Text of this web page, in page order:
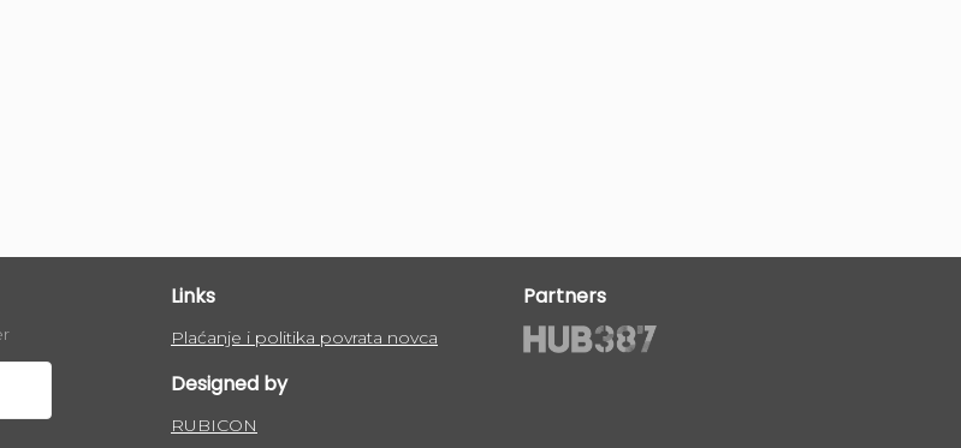
Links
Plaćanje i politika povrata novca
Designed by
RUBICON
Partners